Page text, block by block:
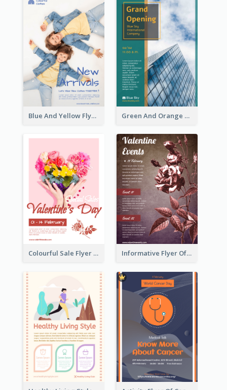
Blue And Yellow Flyer For Children Clothes Green And Orange Flyer Of Opening Ceremony
Colourful Sale Flyer Of Valentine Day With Photo Informative Flyer Of Valentine Activities In Dark Colour Tone